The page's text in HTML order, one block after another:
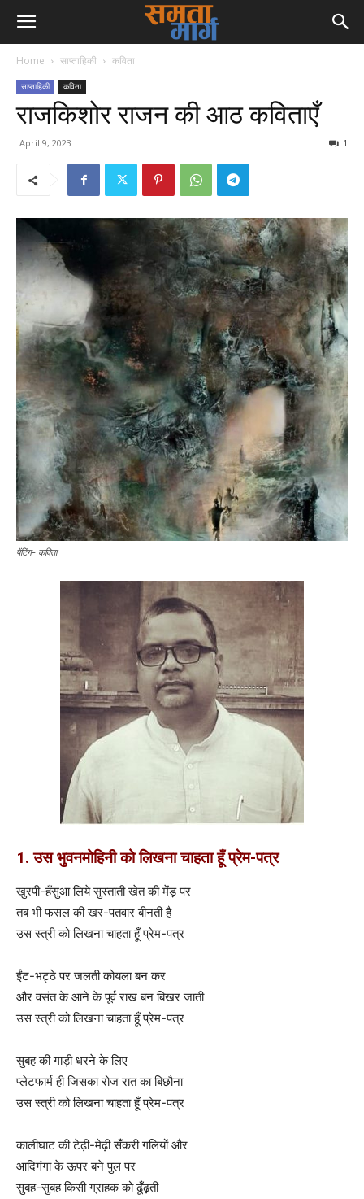
Home साप्ताहिकी कविता
साप्ताहिकी कविता
राजकिशोर राजन की आठ कविताएँ
April 9, 2023 1
पेंटिंग- कविता
1. उस भुवनमोहिनी को लिखना चाहता हूँ प्रेम-पत्र
खुरपी-हँसुआ लिये सुस्ताती खेत की मेंड़ पर
तब भी फसल की खर-पतवार बीनती है
उस स्त्री को लिखना चाहता हूँ प्रेम-पत्र
ईंट-भट्ठे पर जलती कोयला बन कर
और वसंत के आने के पूर्व राख बन बिखर जाती
उस स्त्री को लिखना चाहता हूँ प्रेम-पत्र
सुबह की गाड़ी धरने के लिए
प्लेटफार्म ही जिसका रोज रात का बिछौना
उस स्त्री को लिखना चाहता हूँ प्रेम-पत्र
कालीघाट की टेढ़ी-मेढ़ी सँकरी गलियों और
आदिगंगा के ऊपर बने पुल पर
सुबह-सुबह किसी ग्राहक को ढूँढ़ती